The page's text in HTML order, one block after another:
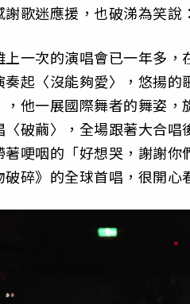
謝歌迷應援，也破涕為笑說
上一次的演唱會已一年多
奏起〈沒能夠愛〉，悠揚
，他一展國際舞者的舞姿
〈破繭〉，全場跟著大合
著哽咽的「好想哭，謝謝
破碎》的全球首唱，很開心